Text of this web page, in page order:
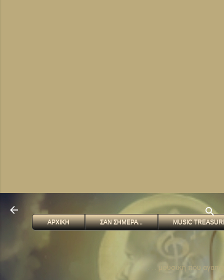
ΑΡΧΙΚΗ ΣΑΝ ΣΗΜΕΡΑ... MUSIC
. . . μουσικη που